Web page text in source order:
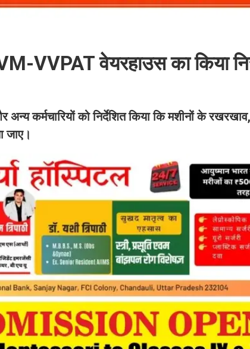
VVPAT वेयरहाउस का किया
अन्य कर्मचारियों को निर्देशित किया कि मशीनों के
जाए।